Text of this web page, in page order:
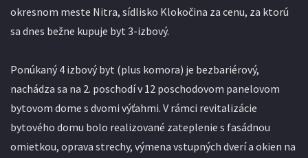
okresnom meste Nitra, sídlisko Klokočina za cenu, za ktorú
sa dnes bežne kupuje byt 3-izbový.
Ponúkaný 4 izbový byt (plus komora) je bezbariérový,
nachádza sa na 2. poschodí v 12 poschodovom panelovom
bytovom dome s dvomi výťahmi. V rámci revitalizácie
bytového domu bolo realizované zateplenie s fasádnou
omietkou, oprava strechy, výmena vstupných dverí a okien na